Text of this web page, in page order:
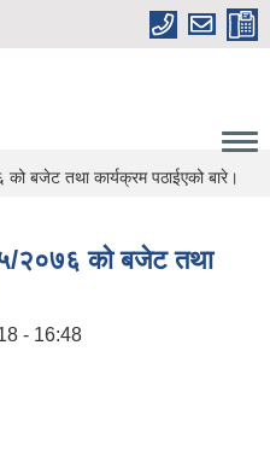
बजेट तथा कार्यक्रम पठाईएको बारे।
२०७६ को बजेट तथा
- 16:48